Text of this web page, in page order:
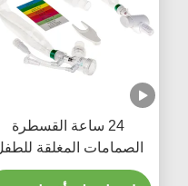
24 ساعة القسطرة
الصمامات المغلقة للطفل
مع ثلاثة أجزاء Y